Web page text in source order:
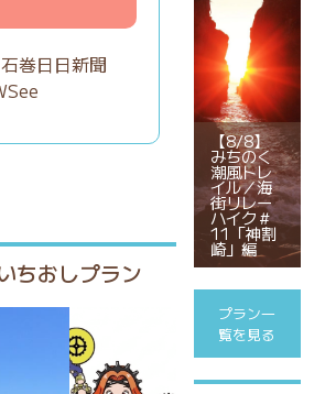
石巻日日新聞
ちおしプラン
【8/8】
みちのく
潮風トレ
イル／海
街リレー
ハイク＃
11「神割
崎」編
プラン一
覧を見る